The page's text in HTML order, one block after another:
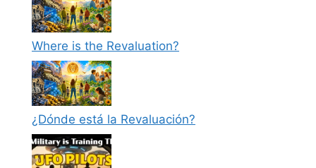
Where is the Revaluation?
¿Dónde está la Revaluación?